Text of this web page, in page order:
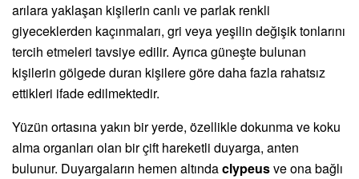
arılara yaklaşan kişilerin canlı ve parlak renkli
giyeceklerden kaçınmaları, gri veya yeşilin değişik tonlarını
tercih etmeleri tavsiye edilir. Ayrıca güneşte bulunan
kişilerin gölgede duran kişilere göre daha fazla rahatsız
ettikleri ifade edilmektedir.
Yüzün ortasına yakın bir yerde, özellikle dokunma ve koku
alma organları olan bir çift hareketli duyarga, anten
bulunur. Duyargaların hemen altındaclypeusve ona bağlı